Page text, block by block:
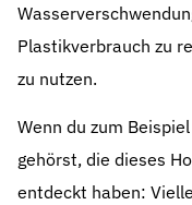
Plastikverbrauch zu
zu nutzen.
Wenn du zum
gehörst, die dieses
entdeckt haben: